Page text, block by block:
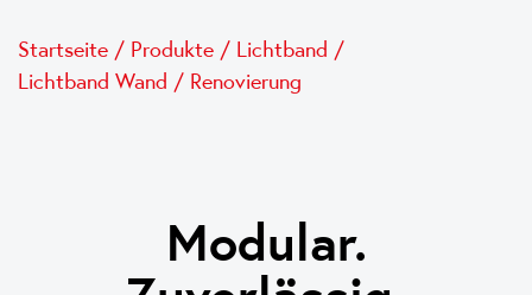
Startseite / Produkte / Lichtband /
Lichtband Wand / Renovierung
Modular.